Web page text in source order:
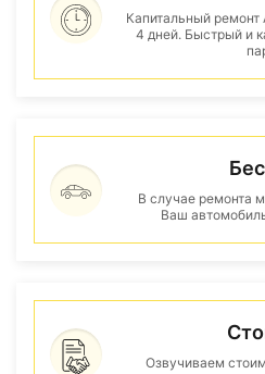
Капитальный ремонт
4 дней. Быстрый и
В случае ремонта
Ваш
Озвучиваем